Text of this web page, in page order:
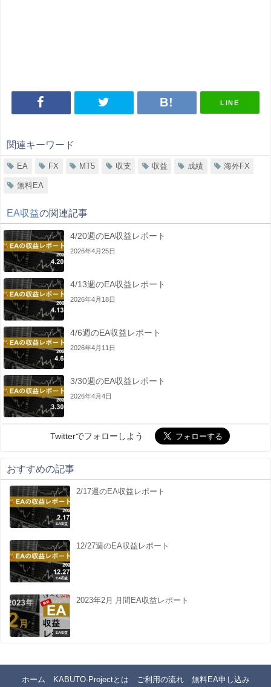
LINE
関連キーワード
EA FX MT5 収支 収益 成績 海外FX
無料EA
EA収益の関連記事
4/20週のEA収益レポート
2026年4月25日
4/13週のEA収益レポート
2026年4月18日
4/6週のEA収益レポート
2026年4月11日
3/30週のEA収益レポート
2026年4月4日
Twitterでフォローしよう
おすすめの記事
EA収益
2/17週のEA収益レポート
EA収益
12/27週のEA収益レポート
EA収益
2023年2月 月間EA収益レポート
ホーム KABUTO-Projectとは ご利用の流れ
無料EA申し込み